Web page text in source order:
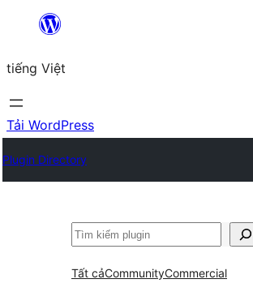
Chuyển
phần
nội
dung
tiếng Việt
Tải WordPress
Plugin Directory
Tìm
Tất cảCommunityCommercial